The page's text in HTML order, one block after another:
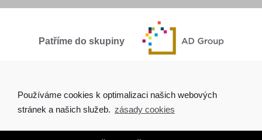
Patříme do skupiny
Používáme cookies k optimalizaci našich webových
stránek a našich služeb. zásady cookies